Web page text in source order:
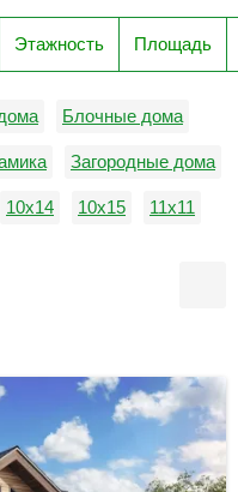
Этажность Площадь
Блочные дома
Загородные дома
10х14 10х15 11х11